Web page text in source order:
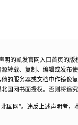
明的凯发官网入口首页的版
转载、复制、编辑或发布
的服务器或文档中作镜像
国网书面授权。否则将追究
国网”。违反上述声明者，